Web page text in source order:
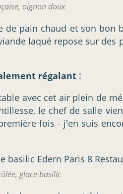
oignon doux
pain chaud et son bon
laqué repose sur des
régalant !
avec cet air plein de
le chef de salle
fois - j'en suis
glace basilic